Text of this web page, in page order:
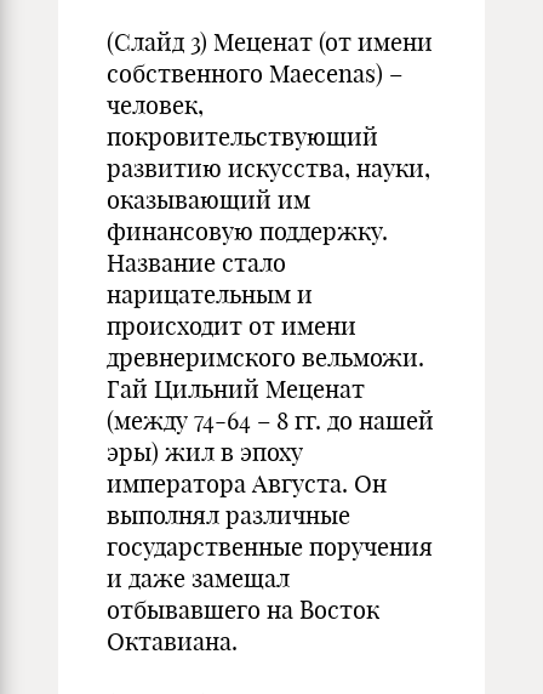
(Слайд 3) Меценат (от имени
собственного Maecenas) –
человек,
покровительствующий
развитию искусства, науки,
оказывающий им
финансовую поддержку.
Название стало
нарицательным и
происходит от имени
древнеримского вельможи.
Гай Цильний Меценат
(между 74-64 – 8 гг. до нашей
эры) жил в эпоху
императора Августа. Он
выполнял различные
государственные поручения
и даже замещал
отбывавшего на Восток
Октавиана.